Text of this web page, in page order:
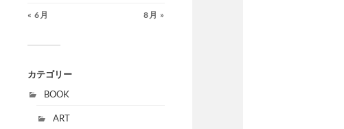
« 6月 8月 »
カテゴリー
BOOK
ART